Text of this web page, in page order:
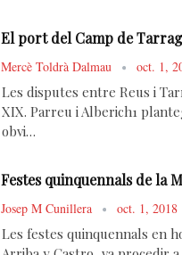
El port del Camp de
Mercè Toldrà Dalmau oct. 1,
Les disputes entre Reus i
XIX. Parreu i Alberich1
obvi…
Festes quinquennals de la
Josep M Cunillera oct. 1, 2018
Les festes quinquennals en